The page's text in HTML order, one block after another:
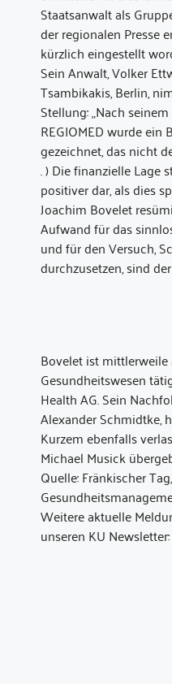
Staatsanwalt als
der regionalen Presse
kürzlich eingestellt
Sein Anwalt, Volker
Tsambikakis, Berlin,
Stellung: „Nach
REGIOMED wurde
gezeichnet, das nicht
. ) Die finanzielle Lage
positiver dar, als dies
Joachim Bovelet
Aufwand für das
und für den Versuch,
durchzusetzen, sind
Bovelet ist mittlerweile
Gesundheitswesen
Health AG. Sein
Alexander Schmidtke,
Kurzem ebenfalls
Michael Musick
Quelle: Fränkischer
Weitere aktuelle
unseren KU Newsletter: